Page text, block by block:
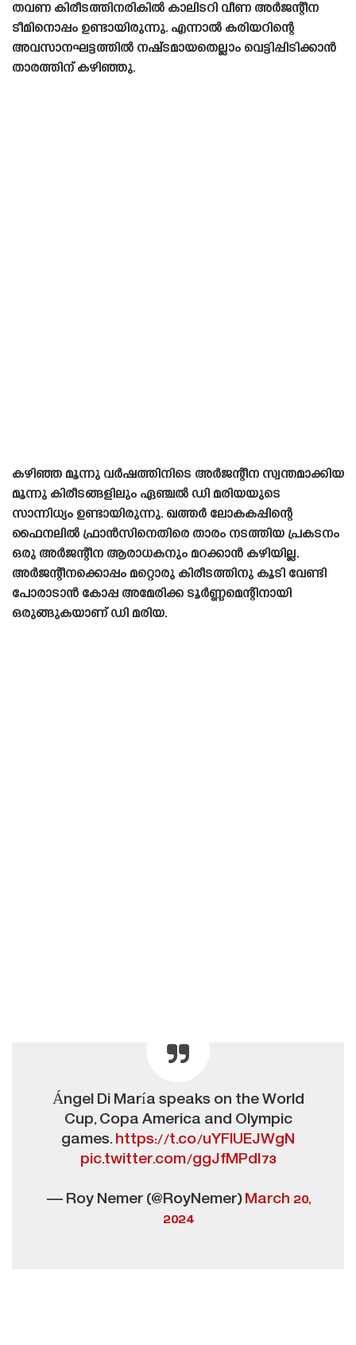
തവണ കിരീടത്തിനരികിൽ കാലിടറി വീണ അർജന്റീന
ടീമിനൊപ്പം ഉണ്ടായിരുന്നു. എന്നാൽ കരിയറിന്റെ
അവസാനഘട്ടത്തിൽ നഷ്‌ടമായതെല്ലാം വെട്ടിപ്പിടിക്കാൻ
താരത്തിന് കഴിഞ്ഞു.
കഴിഞ്ഞ മൂന്നു വർഷത്തിനിടെ അർജന്റീന സ്വന്തമാക്കിയ
മൂന്നു കിരീടങ്ങളിലും ഏഞ്ചൽ ഡി മരിയയുടെ
സാന്നിധ്യം ഉണ്ടായിരുന്നു. ഖത്തർ ലോകകപ്പിന്റെ
ഫൈനലിൽ ഫ്രാൻസിനെതിരെ താരം നടത്തിയ പ്രകടനം
ഒരു അർജന്റീന ആരാധകനും മറക്കാൻ കഴിയില്ല.
അർജന്റീനക്കൊപ്പം മറ്റൊരു കിരീടത്തിനു കൂടി വേണ്ടി
പോരാടാൻ കോപ്പ അമേരിക്ക ടൂർണ്ണമെന്റിനായി
ഒരുങ്ങുകയാണ് ഡി മരിയ.
Ángel Di María speaks on the World
Cup, Copa America and Olympic
games.https://t.co/uYFlUEJWgN
pic.twitter.com/ggJfMPdI73
— Roy Nemer (@RoyNemer)March 20,
2024